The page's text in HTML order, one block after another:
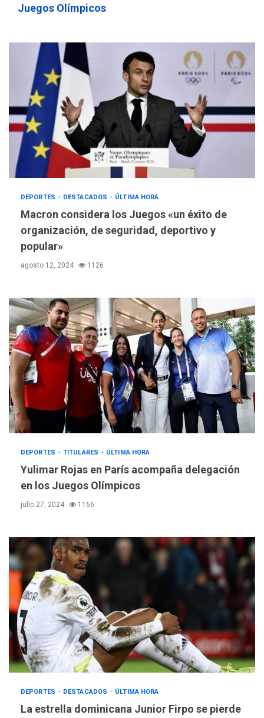
Juegos Olímpicos
DEPORTES DESTACADOS ÚLTIMA HORA
Macron considera los Juegos «un éxito de
organización, de seguridad, deportivo y
popular»
agosto 12, 2024 1126
DEPORTES TITULARES ÚLTIMA HORA
Yulimar Rojas en París acompaña delegación
en los Juegos Olímpicos
julio 27, 2024 1166
DEPORTES DESTACADOS ÚLTIMA HORA
La estrella dominicana Junior Firpo se pierde